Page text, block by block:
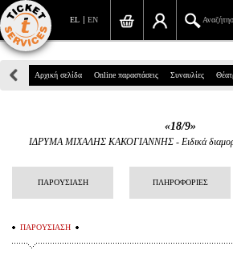
EN
EL
Πανεπιστημίου 39, Αθήνα
info@ticketservices.gr
Αναζήτηση
Σύνδεση/Εγγραφή
Αρχική σελίδα Online παραστάσεις Συναυλίες
«18/9»
ΙΔΡΥΜΑ ΜΙΧΑΛΗΣ ΚΑΚΟΓΙΑΝΝΗΣ- Ειδικά
ΠΑΡΟΥΣΙΑΣΗ ΠΛΗΡΟΦΟΡΙΕΣ
ΠΑΡΟΥΣΙΑΣΗ